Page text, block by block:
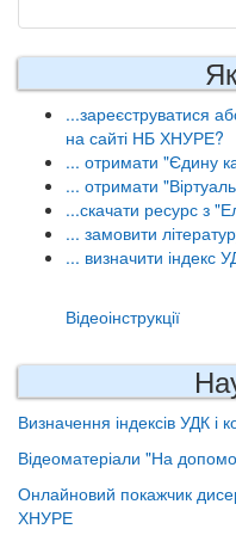
...зареєструватися
на сайті НБ ХНУРЕ?
... отримати "Єдину
... отримати
...скачати ресурс з
... замовити
... визначити індекс
Відеоінструкції
Визначення індексів УДК і
Відеоматеріали "На
Онлайновий покажчик
ХНУРЕ